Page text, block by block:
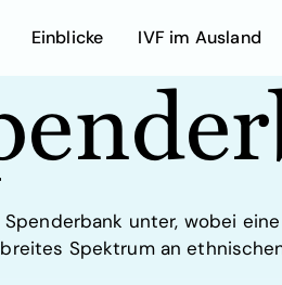
Einblicke IVF im Ausland
unter, wobei
Spektrum an